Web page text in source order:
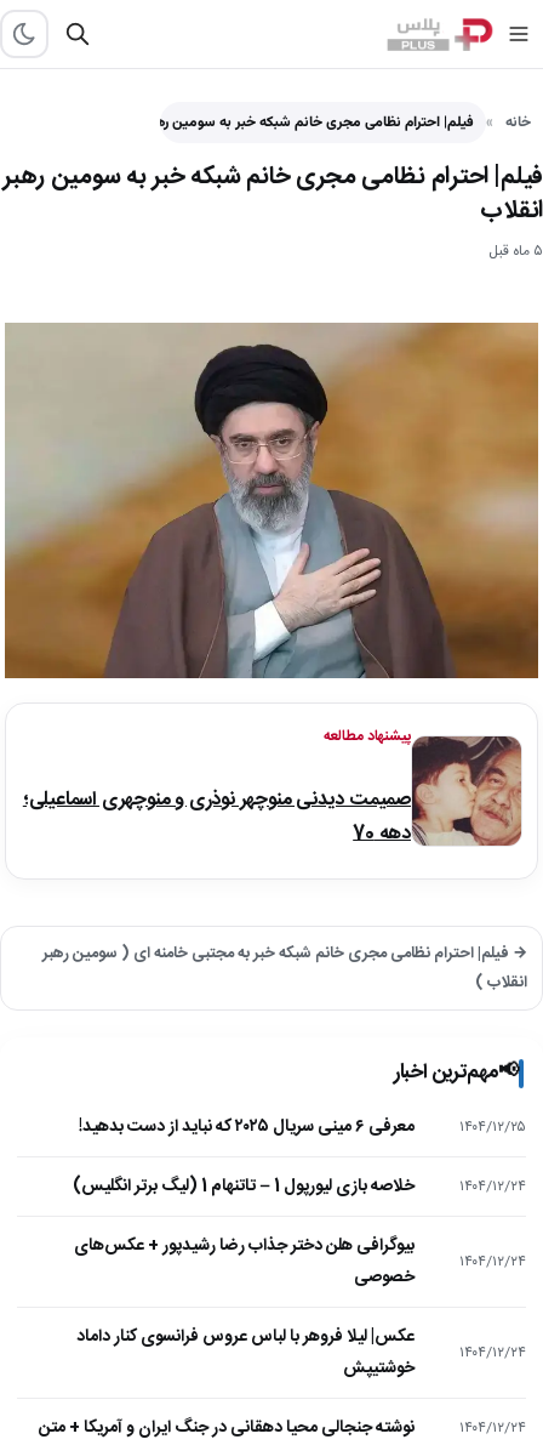
خانه فیلم| احترام نظامی مجری خانم شبکه خبر به سومین رهبر انقلاب - پلاس
فیلم| احترام نظامی مجری خانم شبکه خبر به سومین رهبر
انقلاب
۵ ماه قبل
پیشنهاد مطالعه
صمیمت دیدنی منوچهر نوذری و منوچهری اسماعیلی؛
دهه 70
→ فیلم| احترام نظامی مجری خانم شبکه خبر به مجتبی خامنه ای ( سومین رهبر
انقلاب )
📢مهم‌ترین اخبار
۱۴۰۴/۱۲/۲۵ معرفی ۶ مینی سریال ۲۰۲۵ که نباید از دست بدهید!
۱۴۰۴/۱۲/۲۴ خلاصه بازی لیورپول 1 – تاتنهام 1 (لیگ برتر انگلیس)
۱۴۰۴/۱۲/۲۴
بیوگرافی هلن دختر جذاب رضا رشیدپور + عکس‌های
خصوصی
۱۴۰۴/۱۲/۲۴
عکس| لیلا فروهر با لباس عروس فرانسوی کنار داماد
خوشتیپش
۱۴۰۴/۱۲/۲۴ نوشته جنجالی محیا دهقانی در جنگ ایران و آمریکا + متن